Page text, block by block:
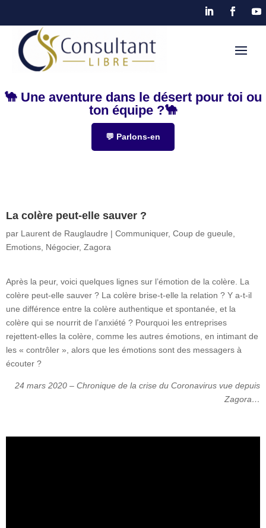
🐪 Une aventure dans le désert pour toi ou
ton équipe ?🐪
💬 Parlons-en
La colère peut-elle sauver ?
par Laurent de Rauglaudre | Communiquer, Coup de gueule
Emotions Négocier, Zagora
Après la peur, voici quelques lignes sur l’émotion de la colère. La
colère peut-elle sauver ? La colère brise-t-elle la relation ? Y a-t-il
une différence entre la colère authentique et spontanée, et la
colère qui se nourrit de l’anxiété ? Pourquoi les entreprises
rejettent-elles la colère, comme les autres émotions, en intimant de
les « contrôler », alors que les émotions sont des messagers à
écouter ?
24 mars 2020 – Chronique de la crise du Coronavirus vue depuis
Zagora…